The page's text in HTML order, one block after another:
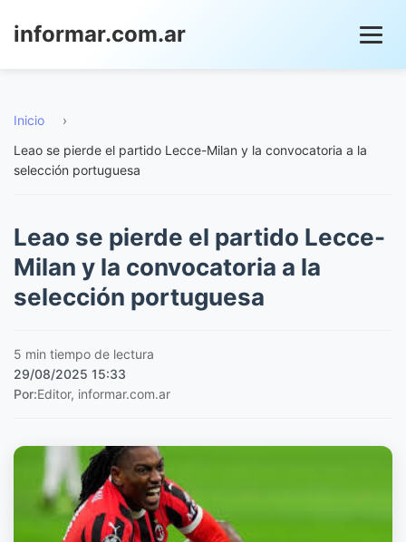
informar.com.ar
Inicio
›
Leao se pierde el partido Lecce-Milan y la convocatoria a la
selección portuguesa
Leao se pierde el partido Lecce-
Milan y la convocatoria a la
selección portuguesa
5 min tiempo de lectura
29/08/2025 15:33
Por:Editor, informar.com.ar